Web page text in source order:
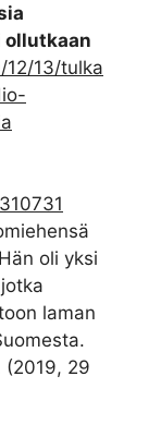
ollutkaan
13/tulka
oli yksi
laman
(2019, 29